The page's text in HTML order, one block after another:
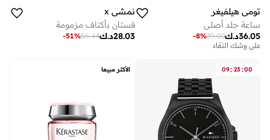
تومي هيلفيغر
ساعة جلد أصلي
د.ك36.05
39.00
-8%
توصيل مجاني
على وشك النفاد
نمشي x
فستان بأكتاف مزمومة
د.ك28.03
56.44
-51%
09: 23:00 الأكثر مبيعا